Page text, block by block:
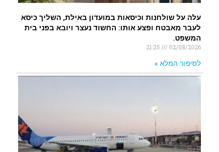
עלה על שולחנות וכיסאות במועדון באילת, השליך כיסא
לעבר מאבטח ופצע אותו: החשוד נעצר ויובא בפני בית
המשפט.
02/08/2026
לסיפור המלא »